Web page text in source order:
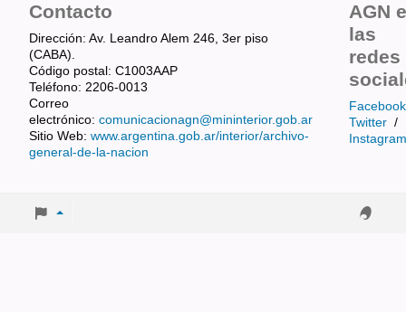
Contacto
Dirección: Av. Leandro Alem 246, 3er piso
(CABA).
Código postal: C1003AAP
Teléfono: 2206-0013
Correo
electrónico: comunicacionagn@mininterior.gob.ar
Sitio Web: www.argentina.gob.ar/interior/archivo-
general-de-la-nacion
AGN
las
redes
Facebook
Twitter /
Instagram